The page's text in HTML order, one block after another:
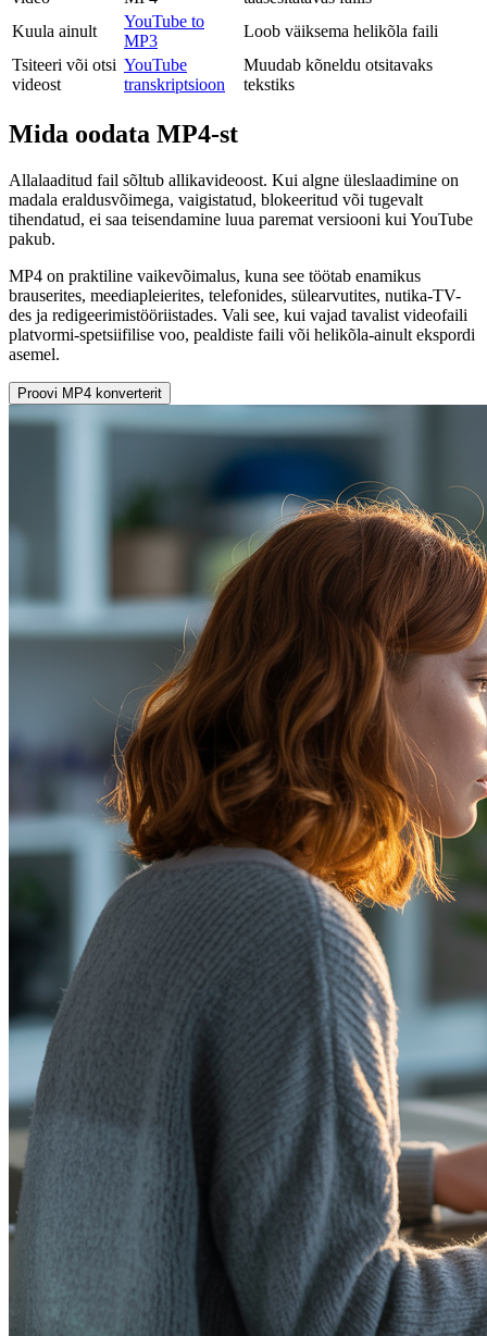
Kuula ainult
YouTube to
MP3
Loob väiksema helikõla faili
Tsiteeri või otsi
videost
YouTube
transkriptsioon
Muudab kõneldu otsitavaks
tekstiks
Mida oodata MP4-st
Allalaaditud fail sõltub allikavideoost. Kui algne üleslaadimine on
madala eraldusvõimega, vaigistatud, blokeeritud või tugevalt
tihendatud, ei saa teisendamine luua paremat versiooni kui YouTube
pakub.
MP4 on praktiline vaikevõimalus, kuna see töötab enamikus
brauserites, meediapleierites, telefonides, sülearvutites, nutika-TV-
des ja redigeerimistööriistades. Vali see, kui vajad tavalist videofaili
platvormi-spetsiifilise voo, pealdiste faili või helikõla-ainult ekspordi
asemel.
Proovi MP4 konverterit